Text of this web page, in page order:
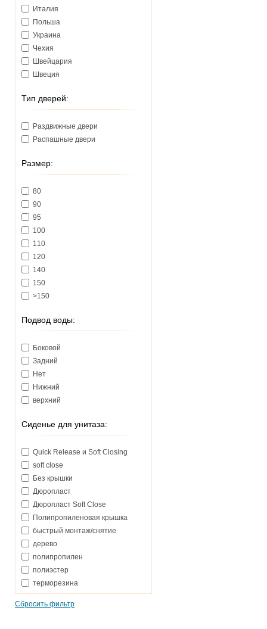
Италия
Польша
Украина
Чехия
Швейцария
Швеция
Тип дверей:
Раздвижные двери
Распашные двери
Размер:
80
90
95
100
110
120
140
150
>150
Подвод воды:
Боковой
Задний
Нет
Нижний
верхний
Сиденье для унитаза:
Quick Release и Soft Closing
soft close
Без крышки
Дюропласт
Дюропласт Soft Close
Полипропиленовая крышка
быстрый монтаж/снятие
дерево
полипропилен
полиэстер
терморезина
Сбросить фильтр